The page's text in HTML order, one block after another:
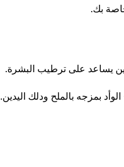
بك.
يساعد على ترطيب البشرة.
بمزجه بالملح ودلك اليدين.